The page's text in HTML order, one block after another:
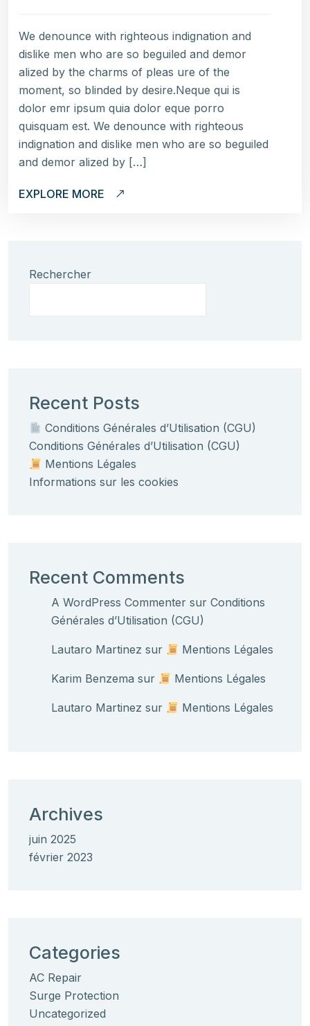
We denounce with righteous indignation and
dislike men who are so beguiled and demor
alized by the charms of pleas ure of the
moment, so blinded by desire.Neque qui is
dolor emr ipsum quia dolor eque porro
quisquam est. We denounce with righteous
indignation and dislike men who are so beguiled
and demor alized by […]
EXPLORE MORE
Rechercher
Recent Posts
Conditions Générales d’Utilisation (CGU)
Conditions Générales d’Utilisation (CGU)
Mentions Légales
Informations sur les cookies
Recent Comments
A WordPress Commenter sur Conditions
Générales d’Utilisation (CGU)
Lautaro Martinez sur Mentions Légales
Karim Benzema sur Mentions Légales
Lautaro Martinez sur Mentions Légales
Archives
juin 2025
février 2023
Categories
AC Repair
Surge Protection
Uncategorized